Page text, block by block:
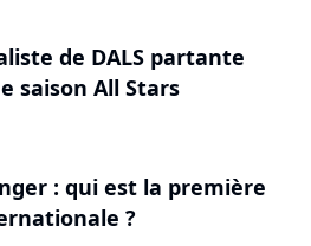
de DALS partante
saison All Stars
: qui est la première
?